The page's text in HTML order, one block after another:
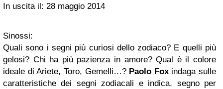
In uscita il: 28 maggio 2014
Sinossi:
Quali sono i segni più curiosi dello zodiaco? E quelli più
gelosi? Chi ha più pazienza in amore? Qual è il colore
ideale di Ariete, Toro, Gemelli…? Paolo Foxindaga sulle
caratteristiche dei segni zodiacali e indica, segno per